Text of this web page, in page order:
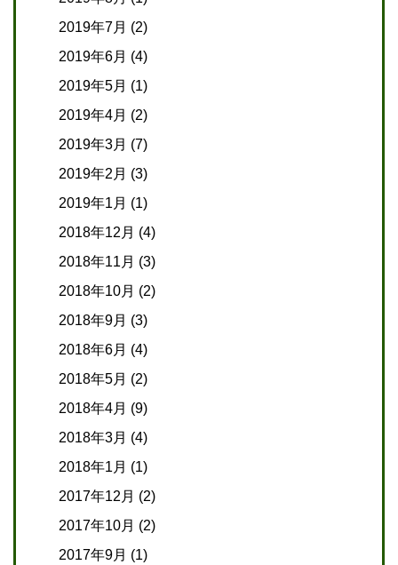
2019年7月 (2)
2019年6月 (4)
2019年5月 (1)
2019年4月 (2)
2019年3月 (7)
2019年2月 (3)
2019年1月 (1)
2018年12月 (4)
2018年11月 (3)
2018年10月 (2)
2018年9月 (3)
2018年6月 (4)
2018年5月 (2)
2018年4月 (9)
2018年3月 (4)
2018年1月 (1)
2017年12月 (2)
2017年10月 (2)
2017年9月 (1)